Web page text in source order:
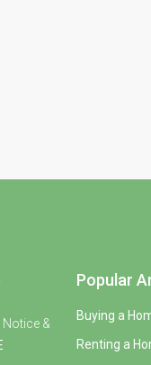
&
Popular
Buying a
Renting a